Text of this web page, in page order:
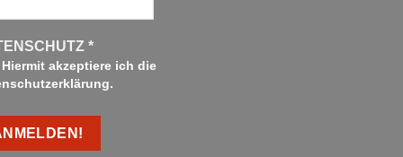
*
Hiermit akzeptiere ich die